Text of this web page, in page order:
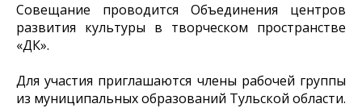
Совещание проводится Объединения центров
развития культуры в творческом пространстве
«ДК».
Для участия приглашаются члены рабочей группы
из муниципальных образований Тульской области.